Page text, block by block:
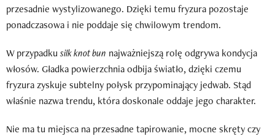
przesadnie wystylizowanego. Dzięki temu fryzura pozostaje
ponadczasowa i nie poddaje się chwilowym trendom.
W przypadku silk knot bun najważniejszą rolę odgrywa kondycja
włosów. Gładka powierzchnia odbija światło, dzięki czemu
fryzura zyskuje subtelny połysk przypominający jedwab. Stąd
właśnie nazwa trendu, która doskonale oddaje jego charakter.
Nie ma tu miejsca na przesadne tapirowanie, mocne skręty czy